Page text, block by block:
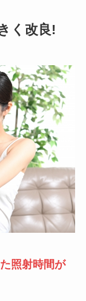
く改良!
照射時間が